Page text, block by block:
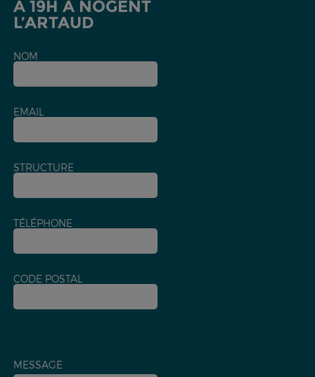
À 19H À NOGENT
L’ARTAUD
NOM
EMAIL
STRUCTURE
TÉLÉPHONE
CODE POSTAL
MESSAGE